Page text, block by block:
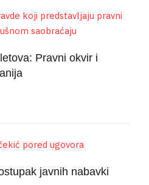
Pravni okvir i
javnih nabavki